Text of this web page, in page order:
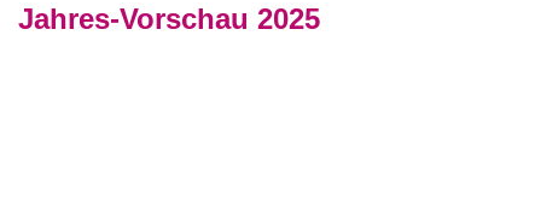
Jahres-Vorschau 2025